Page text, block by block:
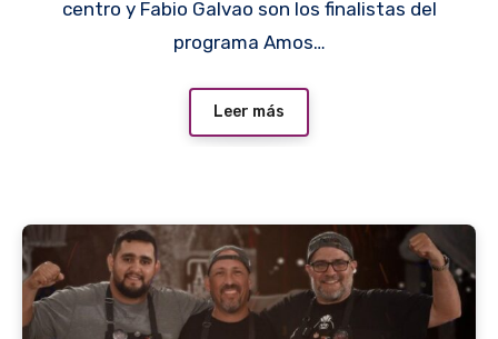
centro y Fabio Galvao son los finalistas del
programa Amos…
Leer más